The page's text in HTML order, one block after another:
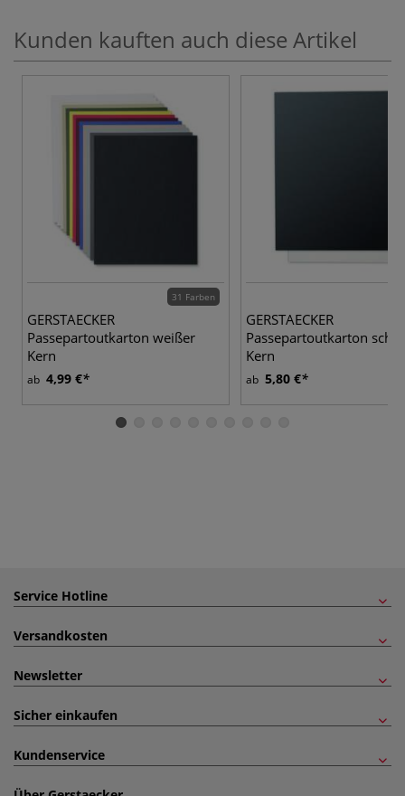
Kunden kauften auch diese Artikel
31 Farben
GERSTAECKER
Passepartoutkarton weißer
Kern
ab 4,99 €
GERSTAECKER
Passepartoutkarton
Kern
ab 5,80 €
Service Hotline
Versandkosten
Newsletter
Sicher einkaufen
Kundenservice